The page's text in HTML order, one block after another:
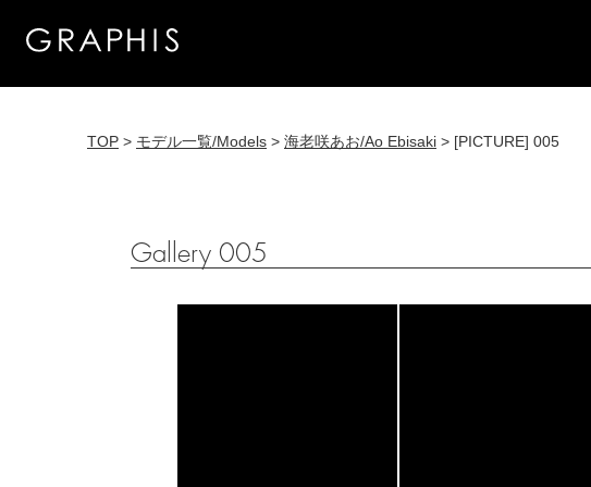
TOP > モデル一覧/Models > 海老咲あお/Ao Ebisaki > [PICTURE] 005
Gallery 005